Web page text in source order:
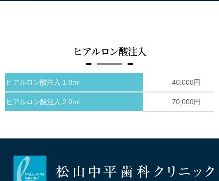
ヒアルロン酸注入
ヒアルロン酸注入 1.0ml 40,000円
ヒアルロン酸注入 2.0ml 70,000円